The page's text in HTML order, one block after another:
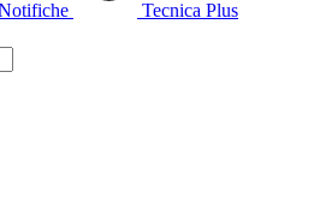
Tecnica Plus